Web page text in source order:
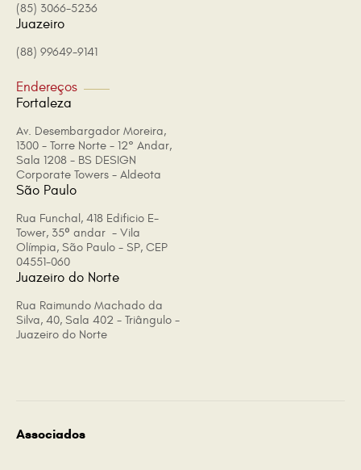
(85) 3066-5236
Juazeiro
(88) 99649-9141
Endereços
Fortaleza
Av. Desembargador Moreira,
1300 - Torre Norte - 12° Andar,
Sala 1208 - BS DESIGN
Corporate Towers - Aldeota
São Paulo
Rua Funchal, 418 Edificio E-
Tower, 35º andar - Vila
Olímpia, São Paulo - SP, CEP
04551-060
Juazeiro do Norte
Rua Raimundo Machado da
Silva, 40, Sala 402 - Triângulo -
Juazeiro do Norte
Associados